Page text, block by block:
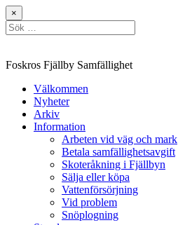
Hoppa
till
innehåll
×
Sök
efter:
Foskros Fjällby Samfällighet
Välkommen
Nyheter
Arkiv
Information
Arbeten vid väg och mark
Betala samfällighetsavgift
Skoteråkning i Fjällbyn
Sälja eller köpa
Vattenförsörjning
Vid problem
Snöplogning